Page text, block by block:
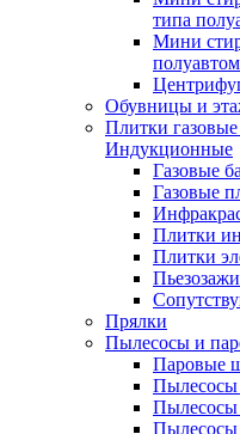
типа
Мини
Обувницы и
Плитки
Индукционные
Газовые
Газовые
Плитки
Плитки
Прялки
Пылесосы и
Паровые
Пылесосы
Пылесосы